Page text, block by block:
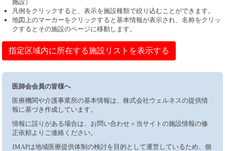
施設）
凡例をクリックすると、表示を施設種類で絞り込むことができます。
地図上のマーカーをクリックすると基本情報が表示され、名称をクリッ
クするとその施設のページに移動します。
指定区域内に所在する施設リストを表示する
医師会会員の皆様へ
医療機関や介護事業所の基本情報は、株式会社ウェルネスの提供情
報に基づき作成しています。
情報に誤りがある場合は、お問い合わせ＞当サイトの施設情報の修
正依頼よりご連絡ください。
JMAPは地域医療提供体制の検討を目的として運営しているため、個